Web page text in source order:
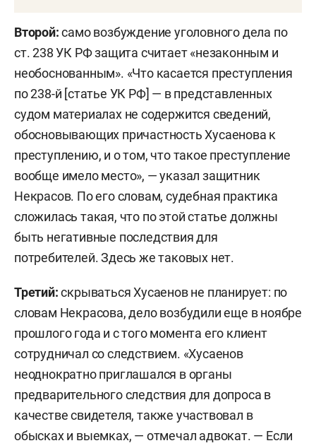
Второй:само возбуждение уголовного дела по
ст. 238 УК РФ защита считает «незаконным и
необоснованным». «Что касается преступления
по 238-й [статье УК РФ] — в представленных
судом материалах не содержится сведений,
обосновывающих причастность Хусаенова к
преступлению, и о том, что такое преступление
вообще имело место», — указал защитник
Некрасов. По его словам, судебная практика
сложилась такая, что по этой статье должны
быть негативные последствия для
потребителей. Здесь же таковых нет.
Третий:скрываться Хусаенов не планирует: по
словам Некрасова, дело возбудили еще в ноябре
прошлого года и с того момента его клиент
сотрудничал со следствием. «Хусаенов
неоднократно приглашался в органы
предварительного следствия для допроса в
качестве свидетеля, также участвовал в
обысках и выемках, — отмечал адвокат. — Если